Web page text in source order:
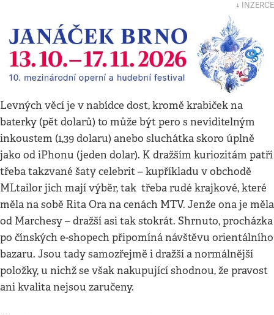
↓ INZERCE
Levných věcí je v nabídce dost, kromě krabiček na
baterky (pět dolarů) to může být pero s neviditelným
inkoustem (1,39 dolaru) anebo sluchátka skoro úplně
jako od iPhonu (jeden dolar). K dražším kuriozitám patří
třeba takzvané šaty celebrit – kupříkladu v obchodě
MLtailor jich mají výběr, tak třeba rudé krajkové, které
měla na sobě Rita Ora na cenách MTV. Jenže ona je měla
od Marchesy – dražší asi tak stokrát. Shrnuto, procházka
po čínských e-shopech připomíná návštěvu orientálního
bazaru. Jsou tady samozřejmě i dražší a normálnější
položky, u nichž se však nakupující shodnou, že pravost
ani kvalita nejsou zaručeny.